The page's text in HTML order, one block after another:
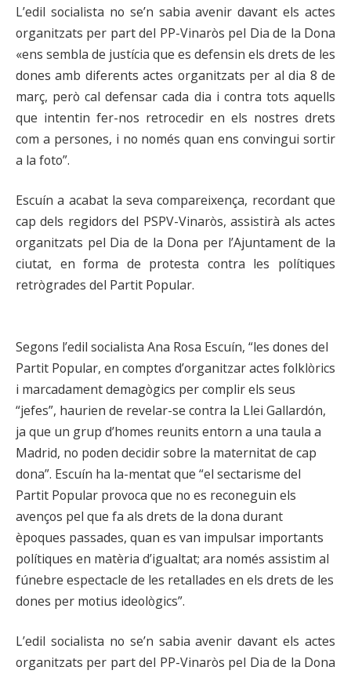
L’edil socialista no se’n sabia avenir davant els actes
organitzats per part del PP-Vinaròs pel Dia de la Dona
«ens sembla de justícia que es defensin els drets de les
dones amb diferents actes organitzats per al dia 8 de
març, però cal defensar cada dia i contra tots aquells
que intentin fer-nos retrocedir en els nostres drets
com a persones, i no només quan ens convingui sortir
a la foto”.
Escuín a acabat la seva compareixença, recordant que
cap dels regidors del PSPV-Vinaròs, assistirà als actes
organitzats pel Dia de la Dona per l’Ajuntament de la
ciutat, en forma de protesta contra les polítiques
retrògrades del Partit Popular.
Segons l’edil socialista Ana Rosa Escuín, “les dones del
Partit Popular, en comptes d’organitzar actes folklòrics
i marcadament demagògics per complir els seus
“jefes”, haurien de revelar-se contra la Llei Gallardón,
ja que un grup d’homes reunits entorn a una taula a
Madrid, no poden decidir sobre la maternitat de cap
dona”. Escuín ha la-mentat que “el sectarisme del
Partit Popular provoca que no es reconeguin els
avenços pel que fa als drets de la dona durant
èpoques passades, quan es van impulsar importants
polítiques en matèria d’igualtat; ara només assistim al
fúnebre espectacle de les retallades en els drets de les
dones per motius ideològics”.
L’edil socialista no se’n sabia avenir davant els actes
organitzats per part del PP-Vinaròs pel Dia de la Dona